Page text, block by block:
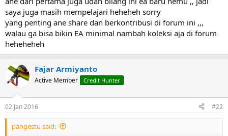
saya juga masih mempelajari heheheh sorry
yang penting ane share dan berkontribusi di forum ini ,,,
walau ga bisa bikin EA minimal nambah koleksi aja di forum
heheheheh
Fajar Armiyanto
Active Member Credit Hunter
02 Jan 2016 #22
pangestu said: